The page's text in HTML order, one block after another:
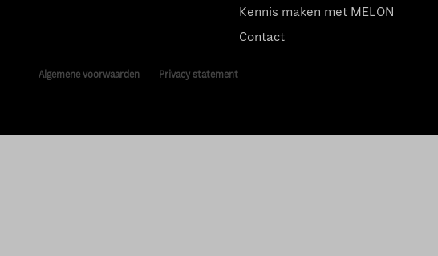
Kennis maken met MELON
Contact
Algemene voorwaarden Privacy statement